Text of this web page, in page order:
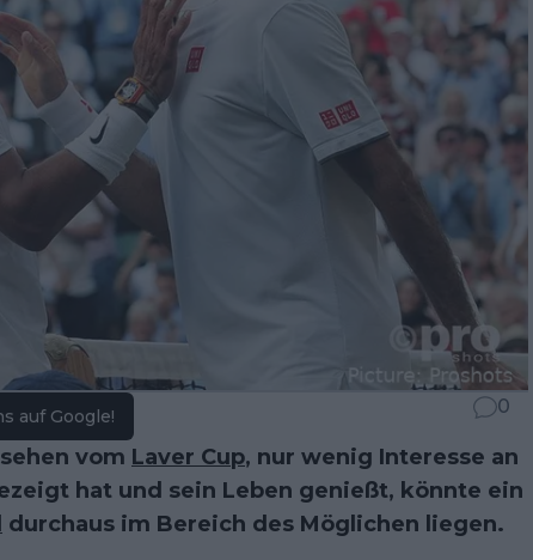
auf Google! 0
vom Laver Cup, nur wenig Interesse an
hat und sein Leben genießt, könnte ein
durchaus im Bereich des Möglichen liegen.